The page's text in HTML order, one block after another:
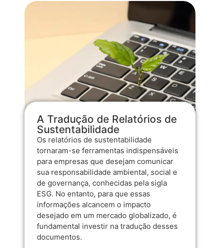
A Tradução de Relatórios de
Sustentabilidade
Os relatórios de sustentabilidade
tornaram-se ferramentas indispensáveis
para empresas que desejam comunicar
sua responsabilidade ambiental, social e
de governança, conhecidas pela sigla
ESG. No entanto, para que essas
informações alcancem o impacto
desejado em um mercado globalizado, é
fundamental investir na tradução desses
documentos.